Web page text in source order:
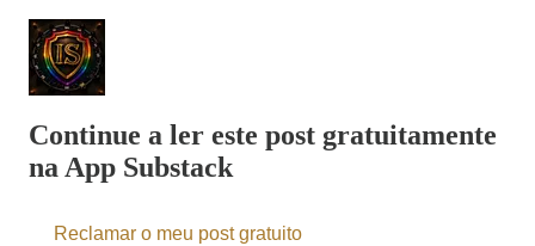
Continue a ler este post gratuitamente
na App Substack
Reclamar o meu post gratuito